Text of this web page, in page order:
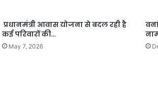
प्रधानमंत्री आवास योजना से बदल रही है
कई परिवारों की…
May 7, 2026